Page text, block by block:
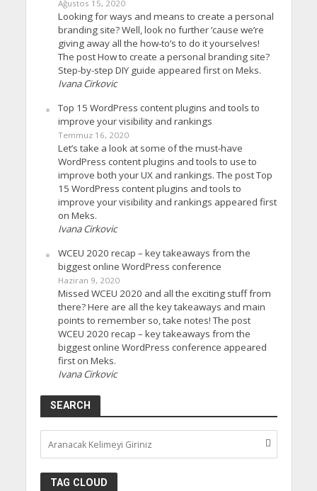
Ağustos 15, 2020
Looking for ways and means to create a personal
branding site? Well, look no further ’cause we’re
giving away all the how-to’s to do it yourselves!
The post How to create a personal branding site?
Step-by-step DIY guide appeared first on Meks.
Ivana Cirkovic
Top 15 WordPress content plugins and tools to
improve your visibility and rankings
Temmuz 16, 2020
Let’s take a look at some of the must-have
WordPress content plugins and tools to use to
improve both your UX and rankings. The post Top
15 WordPress content plugins and tools to
improve your visibility and rankings appeared first
on Meks.
Ivana Cirkovic
WCEU 2020 recap – key takeaways from the
biggest online WordPress conference
Haziran 9, 2020
Missed WCEU 2020 and all the exciting stuff from
there? Here are all the key takeaways and main
points to remember so, take notes! The post
WCEU 2020 recap – key takeaways from the
biggest online WordPress conference appeared
first on Meks.
Ivana Cirkovic
SEARCH
TAG CLOUD